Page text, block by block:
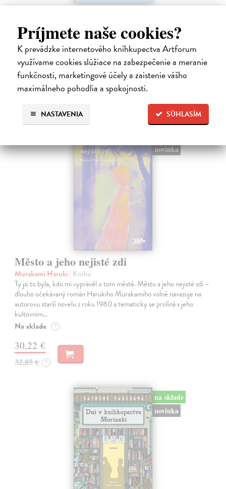
Príjmete naše cookies?
K prevádzke internetového kníhkupectva Artforum
využívame cookies slúžiace na zabezpečenie a meranie
funkčnosti, marketingové účely a zaistenie vášho
maximálneho pohodlia a spokojnosti.
SÚHLASÍM
NASTAVENIA
Mercier Pascal
| Kniha
Pascal Mercier bol vždy majstrom filozofického rozprávania. Romány
Nočný vlak do Lisabonu či Váha slov podnietili milióny čitateľov k
zamysleniu sa nad veľkými témami, ako sú identita, sloboda, čas či…
Na sklade
12,30 €
novinka
Město a jeho nejisté zdi
Murakami Haruki | Kniha
Ty jsi to byla, kdo mi vyprávěl o tom městě. Město a jeho nejisté zdi –
dlouho očekávaný román Harukiho Murakamiho volně navazuje na
autorovu starší novelu z roku 1980 a tematicky se prolíná s jeho
kultovním…
Na sklade ?
30,22 €
32,85 € ?
na sklade
novinka